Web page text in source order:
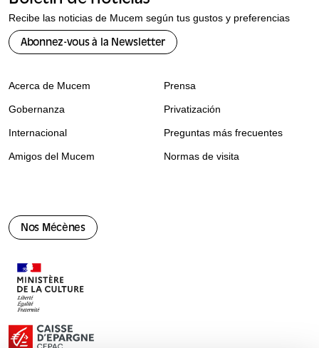
Recibe las noticias de Mucem según tus gustos y preferencias
Abonnez-vous à la Newsletter
Nos Mécènes
Acerca de Mucem
Gobernanza
Internacional
Amigos del Mucem
Prensa
Privatización
Preguntas más frecuentes
Normas de visita